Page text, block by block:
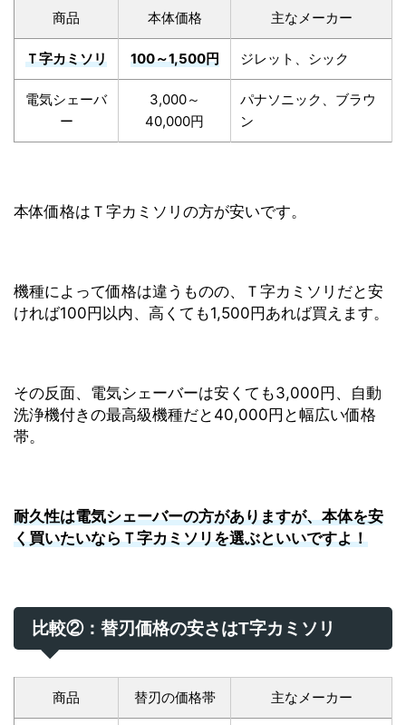
商品 本体価格 主なメーカー
Ｔ字カミソリ 100～1,500円 ジレット、シック
電気シェーバ
ー
3,000～
40,000円
パナソニック、ブラウ
ン
本体価格はＴ字カミソリの方が安いです。
機種によって価格は違うものの、Ｔ字カミソリだと安
ければ100円以内、高くても1,500円あれば買えます。
その反面、電気シェーバーは安くても3,000円、自動
洗浄機付きの最高級機種だと40,000円と幅広い価格
帯。
耐久性は電気シェーバーの方がありますが、本体を安
く買いたいならＴ字カミソリを選ぶといいですよ！
比較②：替刃価格の安さはT字カミソリ
商品 替刃の価格帯 主なメーカー